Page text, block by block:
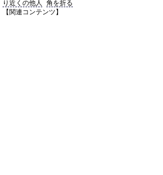
り近くの他人
角を折る
【関連コンテンツ】